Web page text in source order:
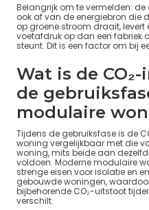
Belangrijk om te vermelden:
ook af van de energiebron die
op groene stroom draait, levert
voetafdruk op dan een fabriek
steunt. Dit is een factor om bij
Wat is de
de
modulaire
Tijdens de gebruiksfase is de
woning vergelijkbaar met die
woning, mits beide aan
voldoen. Moderne modulaire
strenge eisen voor isolatie en
gebouwde woningen,
bijbehorende CO₂-uitstoot
verschilt.